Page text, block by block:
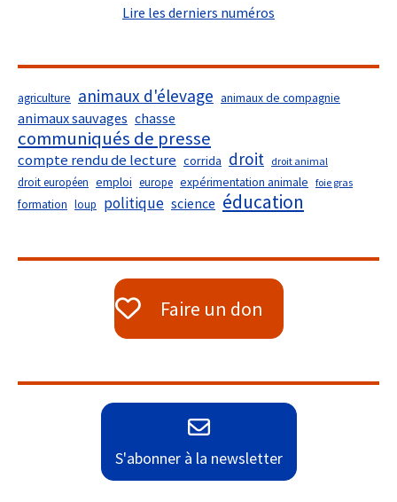
Lire les derniers numéros
agriculture animaux d'élevage animaux de compagnie
animaux sauvages chasse
communiqués de presse
compte rendu de lecture corrida droit droit animal
droit européen emploi europe expérimentation animale foie gras
formation loup politique science éducation
Faire un don
S'abonner à la newsletter